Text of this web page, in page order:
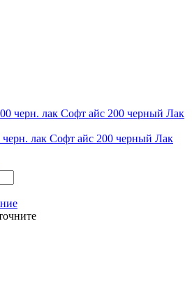
лак Софт айс 200 черный Лак